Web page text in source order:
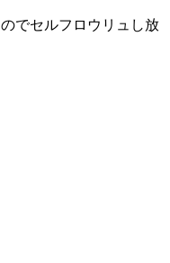
でセルフロウリュし放